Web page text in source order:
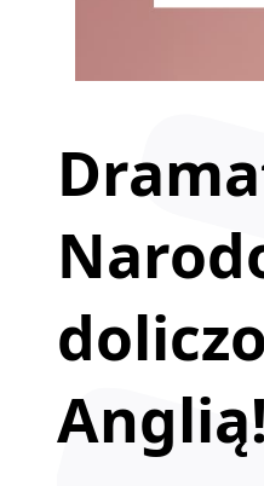
Anglią!